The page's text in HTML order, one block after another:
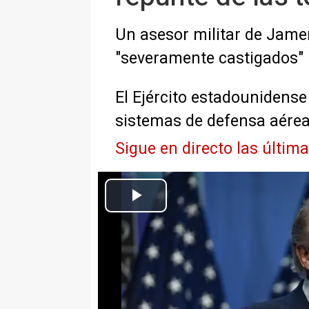
Un asesor militar de
"severamente castigados"
El Ejército
sistemas de defensa
Sigue en directo las
08 July 2026, Turkey, Ankara: US President Donald Trump
State and Government
Europa Press Internacional
Actualizado: jueves, 9 julio 2026 18:20
Un asesor militar de Jamenei